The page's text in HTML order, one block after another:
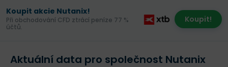
Koupit akcie Nutanix!
Při obchodování CFD ztrácí peníze 77 %
účtů.
Koupit!
Aktuální data pro společnost Nutanix